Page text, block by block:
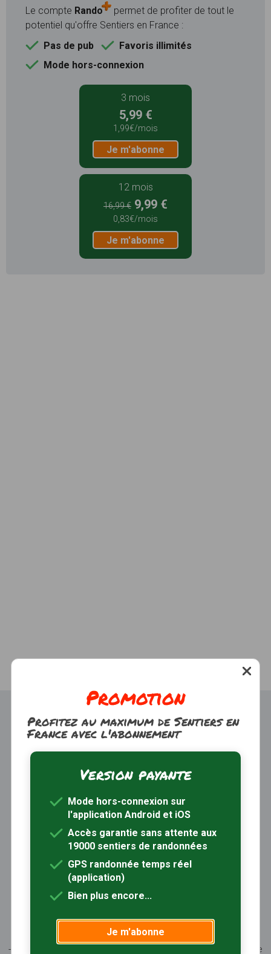
Le compte Rando
permet de profiter de tout le
potentiel qu'offre Sentiers en France :
Pas de pub
Favoris illimités
Mode hors-connexion
3 mois
5,99 €
1,99€/mois
Je m'abonne
12 mois
16,99 € 9,99 €
0,83€/mois
Je m'abonne
Trouver une randonnée À propos
Inscription / Connexion
Abonnement Rando+ Calendrier randos
Sentiers-en-France, grâce aux nombreux circuits de
- les spécificités des terroirs (sites et milieux naturels,
patrimoine …)
- les producteurs locaux et les artisans, garants du savoir-faire
Promotion
Profitez au maximum de Sentiers en
France avec l'abonnement
Version payante
Mode hors-connexion sur
l'application Android et iOS
Accès garantie sans attente aux
19000 sentiers de randonnées
GPS randonnée temps réel
(application)
Bien plus encore...
Je m'abonne